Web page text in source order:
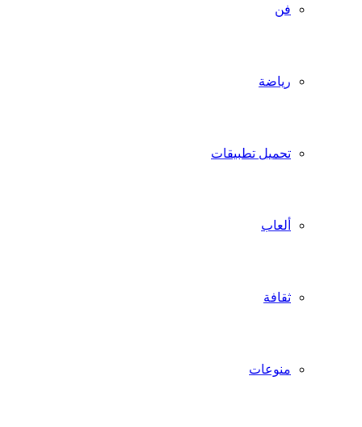
فن
رياضة
تحميل تطبيقات
ألعاب
ثقافة
منوعات